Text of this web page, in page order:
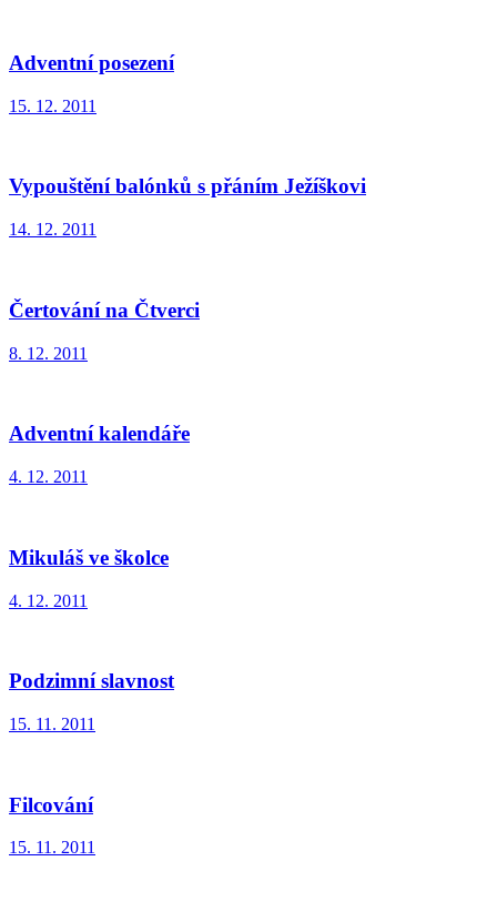
Adventní posezení
15. 12. 2011
Vypouštění balónků s přáním Ježíškovi
14. 12. 2011
Čertování na Čtverci
8. 12. 2011
Adventní kalendáře
4. 12. 2011
Mikuláš ve školce
4. 12. 2011
Podzimní slavnost
15. 11. 2011
Filcování
15. 11. 2011